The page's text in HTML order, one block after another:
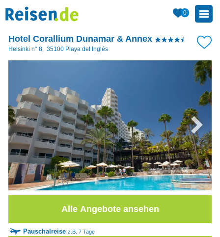
0
Hotel Corallium Dunamar & Annex
Helsinki n° 8, 35100 Playa del Inglés
Alle Angebote ansehen
Pauschalreise z.B. 7 Tage